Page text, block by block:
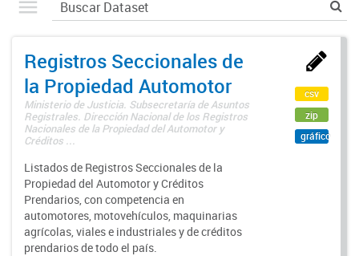
Registros Seccionales de
la Propiedad Automotor
Ministerio de Justicia. Subsecretaría de Asuntos
Registrales. Dirección Nacional de los Registros
Nacionales de la Propiedad del Automotor y
Créditos ...
Listados de Registros Seccionales de la
Propiedad del Automotor y Créditos
Prendarios, con competencia en
automotores, motovehículos, maquinarias
agrícolas, viales e industriales y de créditos
prendarios de todo el país.
csv
zip
gráfico